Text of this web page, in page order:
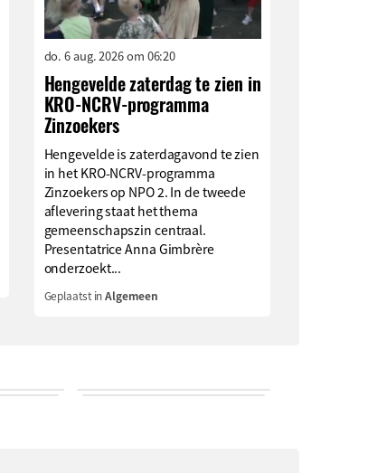
do. 6 aug. 2026 om 06:20
Hengevelde zaterdag te zien in
KRO-NCRV-programma
Zinzoekers
Hengevelde is zaterdagavond te zien
in het KRO-NCRV-programma
Zinzoekers op NPO 2. In de tweede
aflevering staat het thema
gemeenschapszin centraal.
Presentatrice Anna Gimbrère
onderzoekt...
Geplaatst inAlgemeen